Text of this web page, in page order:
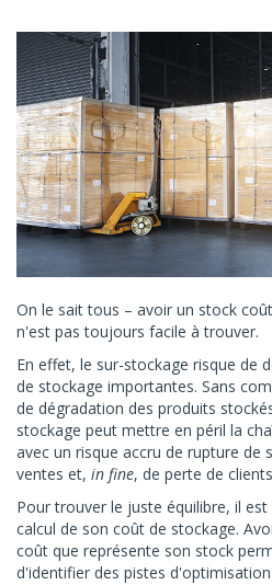
On le sait tous – avoir un stock
n'est pas toujours facile à trouver.
En effet, le sur-stockage risque de
de stockage importantes. Sans
de dégradation des produits
stockage peut mettre en péril la
avec un risque accru de rupture de
ventes et, in fine, de perte de
Pour trouver le juste équilibre, il
calcul de son coût de stockage.
coût que représente son stock
d'identifier des pistes